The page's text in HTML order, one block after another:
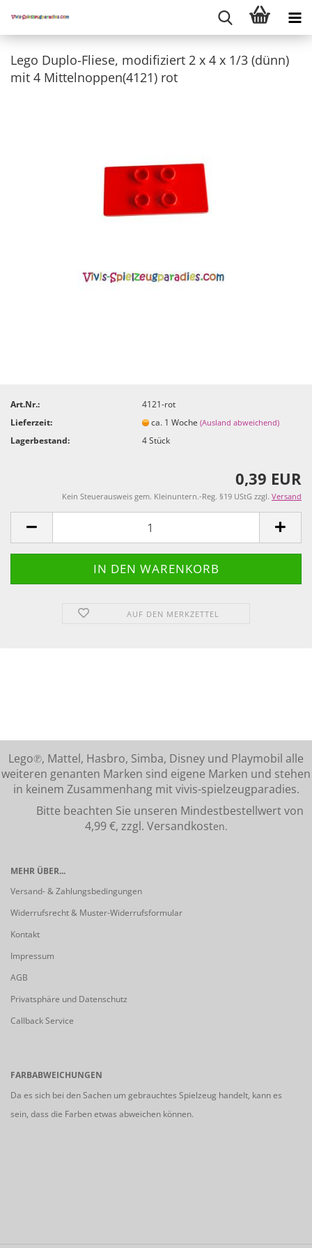
Lego Duplo-Fliese, modifiziert 2 x 4 x 1/3 (dünn)
mit 4 Mittelnoppen(4121) rot
Art.Nr.:
4121-rot
Lieferzeit:
ca. 1 Woche(Ausland abweichend)
Lagerbestand: 4Stück
0,39 EUR
Kein Steuerausweis gem. Kleinuntern.-Reg. §19 UStG zzgl. Versand
AUF DEN MERKZETTEL
Lego℗, Mattel, Hasbro, Simba, Disney und Playmobil alle
weiteren genanten Marken sind eigene Marken und stehen
in keinem Zusammenhang mit vivis-spielzeugparadies.
Bitte beachten Sie unseren Mindestbestellwert von
4,99 €, zzgl. Versandkosten.
MEHR ÜBER...
Versand- & Zahlungsbedingungen
Widerrufsrecht & Muster-Widerrufsformular
Kontakt
Impressum
AGB
Privatsphäre und Datenschutz
Callback Service
FARBABWEICHUNGEN
Da es sich bei den Sachen um gebrauchtes Spielzeug handelt, kann es
sein, dass die Farben etwas abweichen können.